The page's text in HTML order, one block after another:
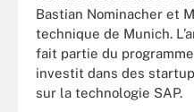
Bastian Nominacher et
technique de Munich.
fait partie du
investit dans des
sur la technologie SAP.